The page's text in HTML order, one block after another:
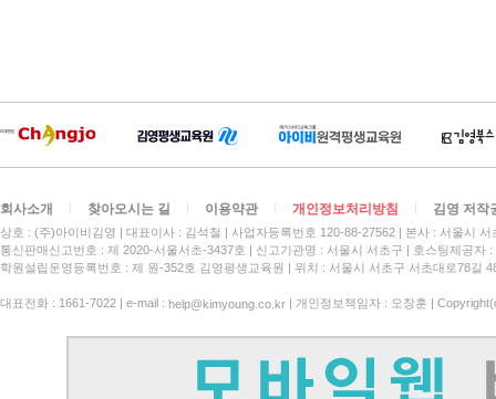
회사소개 찾아오시는 길 이용약관 개인정보처리방침 김영 저작
상호 : (주)아이비김영 대표이사 : 김석철 사업자등록번호 120-88-27562
본사 : 서울시
통신판매신고번호 : 제 2020-서울서초-3437호
신고기관명 : 서울시 서초구
호스팅제공자
학원설립운영등록번호 : 제 원-352호 김영평생교육원 | 위치 : 서울시 서초구 서초대로78길
대표전화 : 1661-7022 | e-mail : help@kimyoung.co.kr | 개인정보책임자 : 오창훈 |